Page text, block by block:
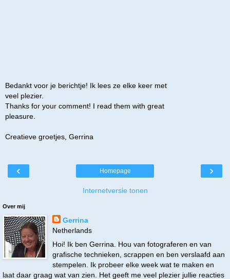
Bedankt voor je berichtje! Ik lees ze elke keer met
veel plezier.
Thanks for your comment! I read them with great
pleasure.
Creatieve groetjes, Gerrina
‹ ›
Homepage
Internetversie tonen
Over mij
Gerrina
Netherlands
Hoi! Ik ben Gerrina. Hou van fotograferen en van
grafische technieken, scrappen en ben verslaafd aan
stempelen. Ik probeer elke week wat te maken en
laat daar graag wat van zien. Het geeft me veel plezier jullie reacties